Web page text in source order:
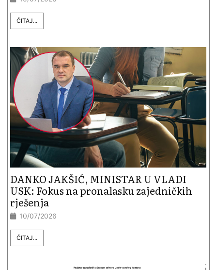
ČITAJ...
DANKO JAKŠIĆ, MINISTAR U VLADI
USK: Fokus na pronalasku zajedničkih
rješenja
10/07/2026
ČITAJ...